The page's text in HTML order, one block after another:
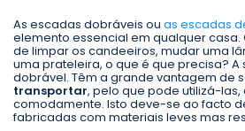
As escadas dobráveis ou as escadas
elemento essencial em qualquer
de limpar os candeeiros, mudar uma
uma prateleira, o que é que precisa?
dobrável. Têm a grande vantagem de
transportar, pelo que pode utilizá-
comodamente. Isto deve-se ao facto
fabricadas com materiais leves mas